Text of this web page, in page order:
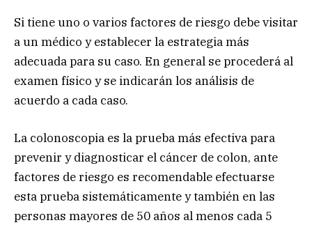
Si tiene uno o varios factores de riesgo debe visitar
a un médico y establecer la estrategia más
adecuada para su caso. En general se procederá al
examen físico y se indicarán los análisis de
acuerdo a cada caso.
La colonoscopia es la prueba más efectiva para
prevenir y diagnosticar el cáncer de colon, ante
factores de riesgo es recomendable efectuarse
esta prueba sistemáticamente y también en las
personas mayores de 50 años al menos cada 5